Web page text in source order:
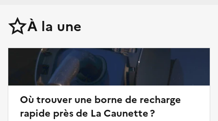
À la une
Où trouver une borne de recharge
rapide près de La Caunette ?